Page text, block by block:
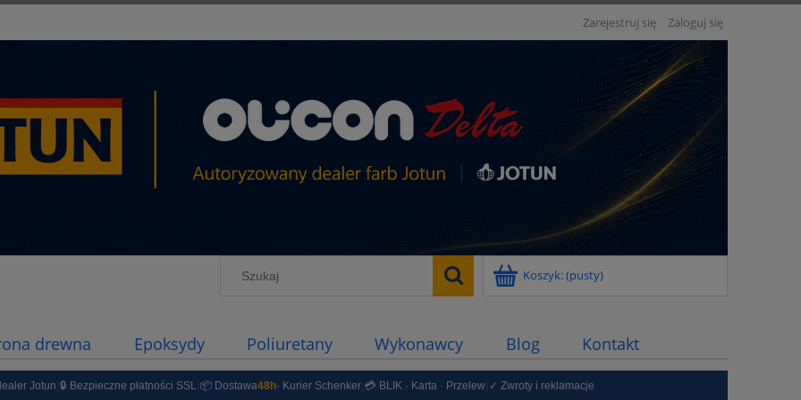
Zarejestruj się Zaloguj się
Koszyk:(pusty)
drewna Epoksydy Poliuretany Wykonawcy Blog
Kontakt
Jachtowe Farby proszkowe Przeceny Kolory Farby
Jotun 🔒 Bezpieczne płatności SSL 📦 Dostawa48h· Kurier Schenker| 💳 BLIK · Karta · Przelew| ✓ Zwroty i reklamacje